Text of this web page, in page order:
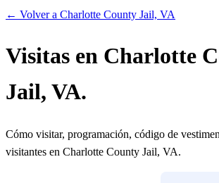
← Volver a Charlotte County Jail, VA
Visitas en Charlotte
Jail, VA.
Cómo visitar, programación, código de
visitantes en Charlotte County Jail, VA.